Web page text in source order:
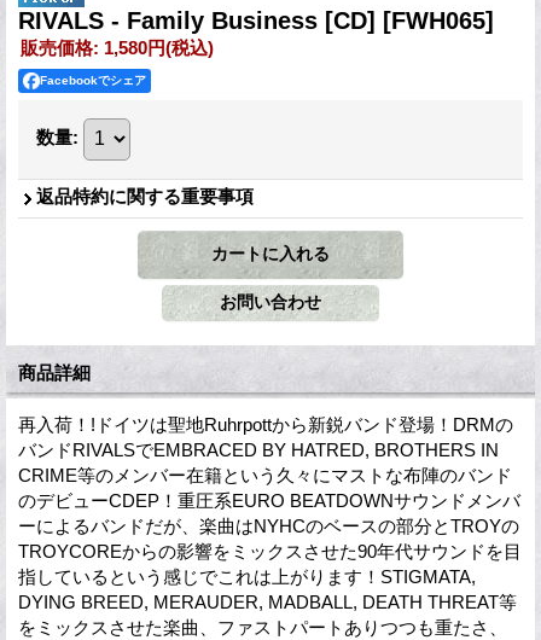
RIVALS - Family Business [CD] [FWH065]
販売価格: 1,580円(税込)
Facebookでシェア
数量:
返品特約に関する重要事項
商品詳細
再入荷！!ドイツは聖地Ruhrpottから新鋭バンド登場！DRMの
バンドRIVALSでEMBRACED BY HATRED, BROTHERS IN
CRIME等のメンバー在籍という久々にマストな布陣のバンド
のデビューCDEP！重圧系EURO BEATDOWNサウンドメンバ
ーによるバンドだが、楽曲はNYHCのベースの部分とTROYの
TROYCOREからの影響をミックスさせた90年代サウンドを目
指しているという感じでこれは上がります！STIGMATA,
DYING BREED, MERAUDER, MADBALL, DEATH THREAT等
をミックスさせた楽曲、ファストパートありつつも重たさ、